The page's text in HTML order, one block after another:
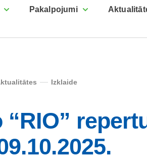
Pakalpojumi
Izklaide
“RIO”